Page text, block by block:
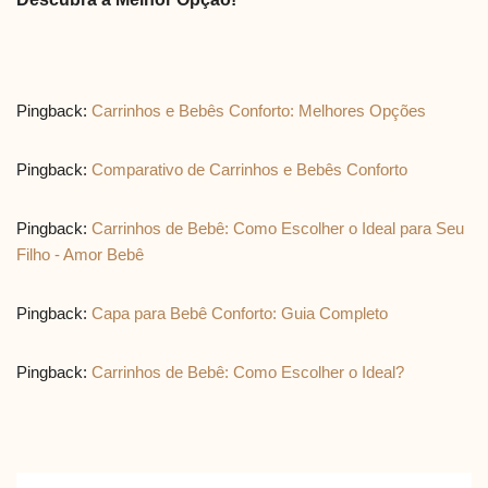
Pingback: Carrinhos e Bebês Conforto: Melhores Opções
Pingback: Comparativo de Carrinhos e Bebês Conforto
Pingback: Carrinhos de Bebê: Como Escolher o Ideal para Seu
Filho - Amor Bebê
Pingback: Capa para Bebê Conforto: Guia Completo
Pingback: Carrinhos de Bebê: Como Escolher o Ideal?